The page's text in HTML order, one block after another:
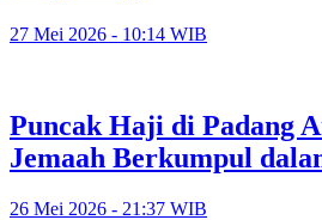
27 Mei 2026 - 10:14 WIB
Puncak Haji di Padang
Jemaah Berkumpul
26 Mei 2026 - 21:37 WIB